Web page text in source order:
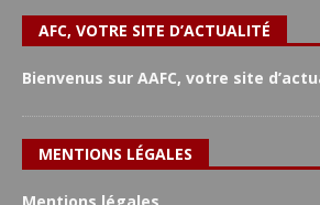
AFC, VOTRE SITE D’ACTUALITÉ
Bienvenus sur AAFC, votre site
MENTIONS LÉGALES